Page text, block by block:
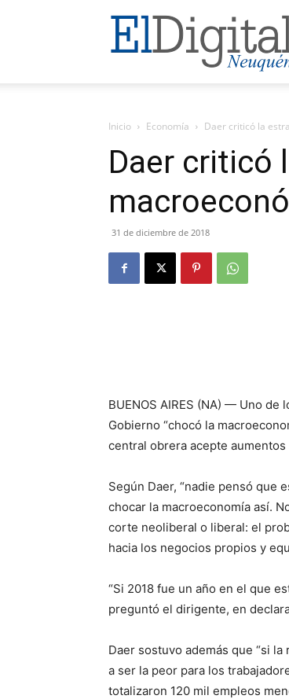
El
Digital
Neuquen
Inicio Economía Daer criticó la
Daer criticó
31 de diciembre de 2018
BUENOS AIRES (NA) — Uno
Gobierno “chocó la
central obrera acepte
Según Daer, “nadie pensó que
chocar la macroeconomía así.
corte neoliberal o liberal: el
hacia los negocios propios y
“Si 2018 fue un año en el que
preguntó el dirigente, en
Daer sostuvo además que “si
a ser la peor para los
totalizaron 120 mil empleos